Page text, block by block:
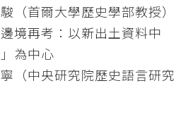
（首爾大學歷史學部教授）
境再考：以新出土資料中
為中心
（中央研究院歷史語言研究